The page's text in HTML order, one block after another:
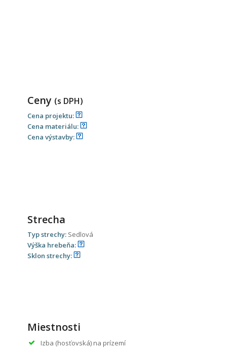
Ceny (s DPH)
Cena projektu:
Cena materiálu:
Cena výstavby:
Strecha
Typ strechy: Sedlová
Výška hrebeňa:
Sklon strechy:
Miestnosti
Izba (hosťovská) na prízemí